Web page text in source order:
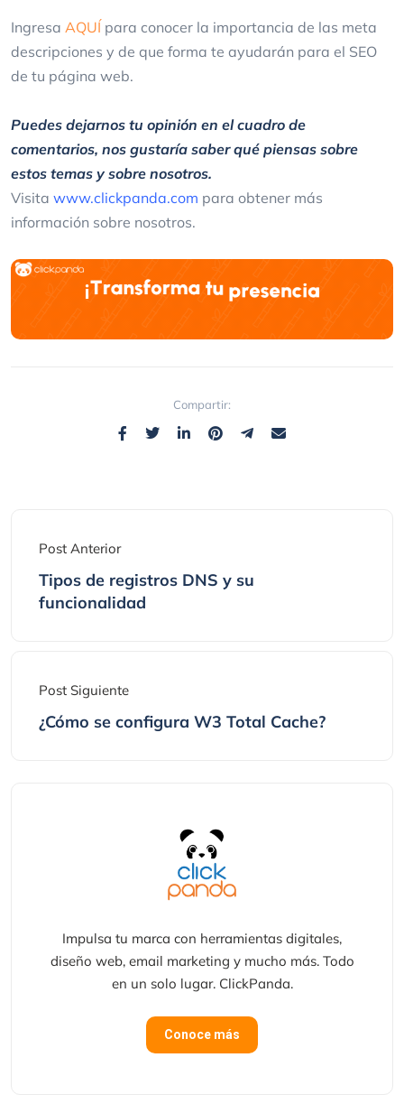
Ingresa AQUÍ para conocer la importancia de las meta
descripciones y de que forma te ayudarán para el SEO
de tu página web.
Puedes dejarnos tu opinión en el cuadro de
comentarios, nos gustaría saber qué piensas sobre
estos temas y sobre nosotros.
Visita www.clickpanda.com para obtener más
información sobre nosotros.
Compartir:
Post Anterior
Tipos de registros DNS y su
funcionalidad
Post Siguiente
¿Cómo se configura W3 Total Cache?
Impulsa tu marca con herramientas digitales,
diseño web, email marketing y mucho más. Todo
en un solo lugar. ClickPanda.
Conoce más